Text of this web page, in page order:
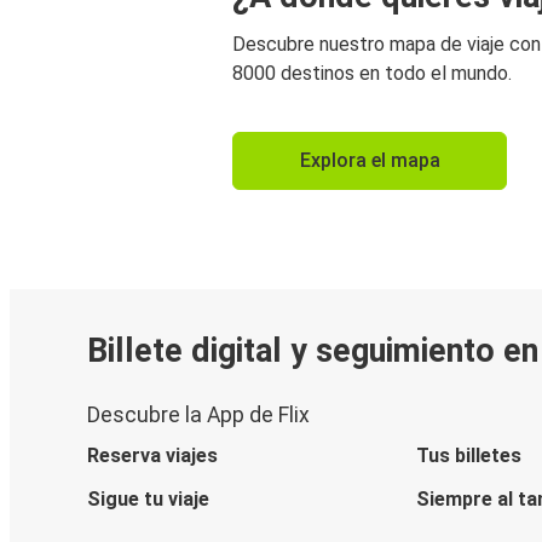
Descubre nuestro mapa de viaje
8000 destinos en todo el mundo.
Explora el mapa
Billete digital y seguimiento
Descubre la App de Flix
Reserva viajes
Tus billetes
Sigue tu viaje
Siempre al